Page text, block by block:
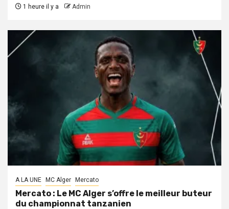
1 heure il y a Admin
A LA UNE MC Alger Mercato
Mercato : Le MC Alger s’offre le meilleur buteur
du championnat tanzanien